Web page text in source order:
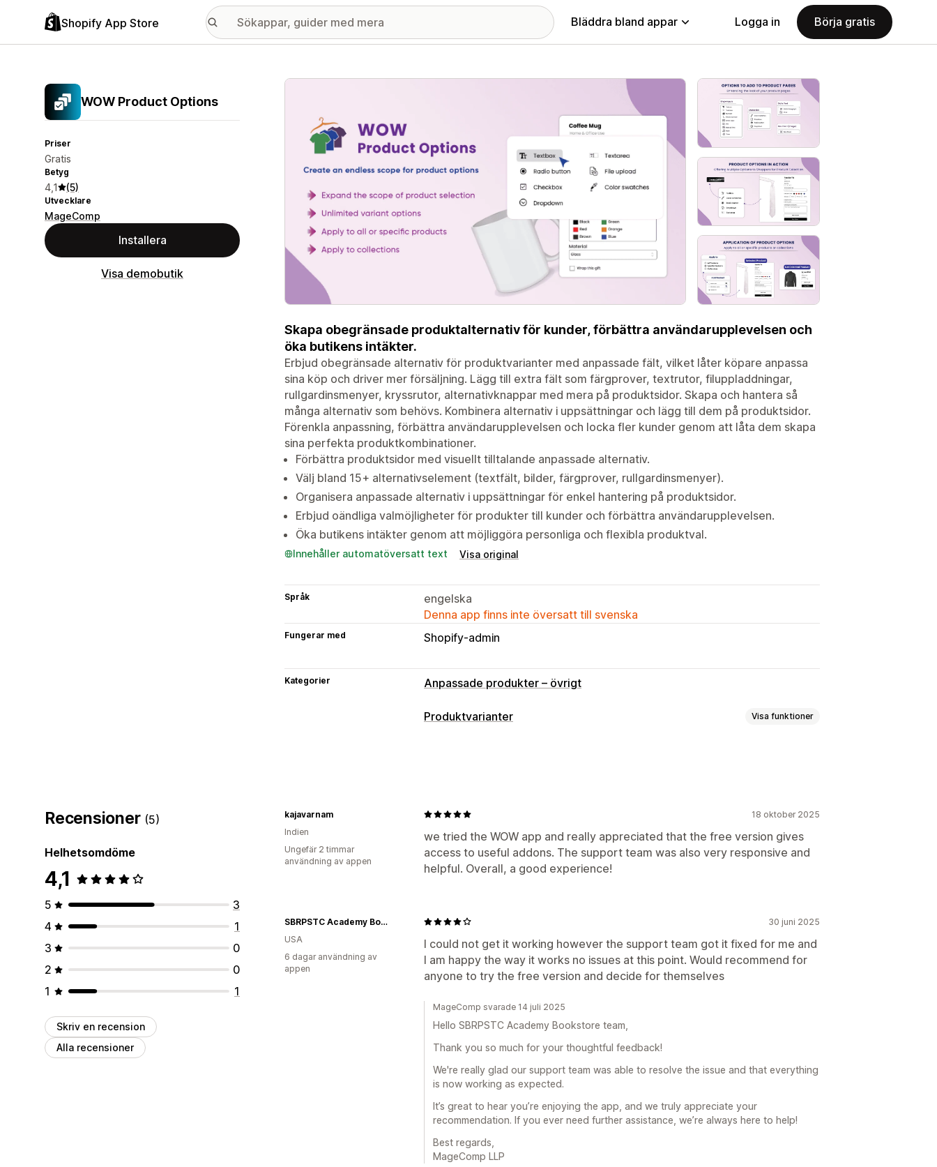
Shopify App Store Bläddra bland appar Logga in Börja gratis
WOW Product Options
Priser
Gratis
Betyg
4,1 (5)
Utvecklare
MageComp
Installera
Visa demobutik
Galleri med utvalda bilder
Skapa obegränsade produktalternativ för kunder, förbättra användarupplevelsen och
öka butikens intäkter.
Erbjud obegränsade alternativ för produktvarianter med anpassade fält, vilket låter köpare anpassa
sina köp och driver mer försäljning. Lägg till extra fält som färgprover, textrutor, filuppladdningar,
rullgardinsmenyer, kryssrutor, alternativknappar med mera på produktsidor. Skapa och hantera så
många alternativ som behövs. Kombinera alternativ i uppsättningar och lägg till dem på produktsidor.
Förenkla anpassning, förbättra användarupplevelsen och locka fler kunder genom att låta dem skapa
sina perfekta produktkombinationer.
Förbättra produktsidor med visuellt tilltalande anpassade alternativ.
Välj bland 15+ alternativselement (textfält, bilder, färgprover, rullgardinsmenyer).
Organisera anpassade alternativ i uppsättningar för enkel hantering på produktsidor.
Erbjud oändliga valmöjligheter för produkter till kunder och förbättra användarupplevelsen.
Öka butikens intäkter genom att möjliggöra personliga och flexibla produktval.
Innehåller automatöversatt text Visa original
Språk
engelska
Denna app finns inte översatt till svenska
Fungerar med Shopify-admin
Kategorier Anpassade produkter – övrigt
Produktvarianter Visa funktioner
Priser
Tillägg
Recensioner (5)
Helhetsomdöme
4,1
5
3
4
1
3
0
2
0
1
1
Skriv en recension
Alla recensioner
18 oktober 2025
we tried the WOW app and really appreciated that the free version gives
access to useful addons. The support team was also very responsive and
helpful. Overall, a good experience!
kajavarnam
Indien
Ungefär 2 timmar
användning av appen
30 juni 2025
I could not get it working however the support team got it fixed for me and
I am happy the way it works no issues at this point. Would recommend for
anyone to try the free version and decide for themselves
SBRPSTC Academy Bookstore
USA
6 dagar användning av
appen
MageComp svarade 14 juli 2025
Hello SBRPSTC Academy Bookstore team,
Thank you so much for your thoughtful feedback!
We're really glad our support team was able to resolve the issue and that everything
is now working as expected.
It’s great to hear you’re enjoying the app, and we truly appreciate your
recommendation. If you ever need further assistance, we’re always here to help!
Best regards,
MageComp LLP